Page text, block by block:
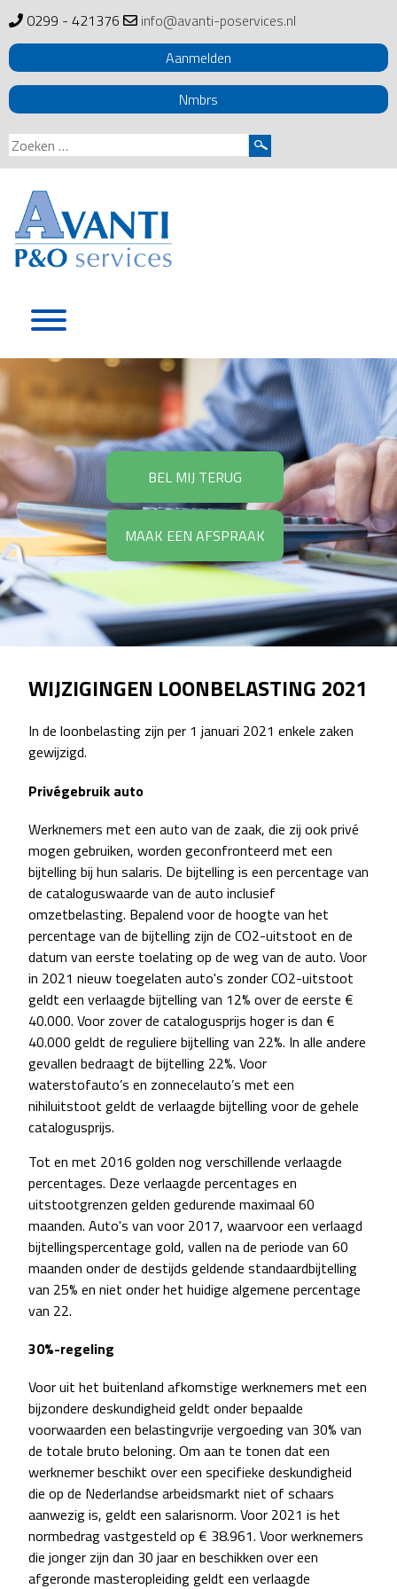
0299 - 421376
info@avanti-poservices.nl
Aanmelden
Nmbrs
Zoeken
naar:
BEL MIJ TERUG
MAAK EEN AFSPRAAK
WIJZIGINGEN LOONBELASTING 2021
In de loonbelasting zijn per 1 januari 2021 enkele zaken
gewijzigd.
Privégebruik auto
Werknemers met een auto van de zaak, die zij ook privé
mogen gebruiken, worden geconfronteerd met een
bijtelling bij hun salaris. De bijtelling is een percentage van
de cataloguswaarde van de auto inclusief
omzetbelasting. Bepalend voor de hoogte van het
percentage van de bijtelling zijn de CO2-uitstoot en de
datum van eerste toelating op de weg van de auto. Voor
in 2021 nieuw toegelaten auto's zonder CO2-uitstoot
geldt een verlaagde bijtelling van 12% over de eerste €
40.000. Voor zover de catalogusprijs hoger is dan €
40.000 geldt de reguliere bijtelling van 22%. In alle andere
gevallen bedraagt de bijtelling 22%. Voor
waterstofauto’s en zonnecelauto’s met een
nihiluitstoot geldt de verlaagde bijtelling voor de gehele
catalogusprijs.
Tot en met 2016 golden nog verschillende verlaagde
percentages. Deze verlaagde percentages en
uitstootgrenzen gelden gedurende maximaal 60
maanden. Auto's van voor 2017, waarvoor een verlaagd
bijtellingspercentage gold, vallen na de periode van 60
maanden onder de destijds geldende standaardbijtelling
van 25% en niet onder het huidige algemene percentage
van 22.
30%-regeling
Voor uit het buitenland afkomstige werknemers met een
bijzondere deskundigheid geldt onder bepaalde
voorwaarden een belastingvrije vergoeding van 30% van
de totale bruto beloning. Om aan te tonen dat een
werknemer beschikt over een specifieke deskundigheid
die op de Nederlandse arbeidsmarkt niet of schaars
aanwezig is, geldt een salarisnorm. Voor 2021 is het
normbedrag vastgesteld op € 38.961. Voor werknemers
die jonger zijn dan 30 jaar en beschikken over een
afgeronde masteropleiding geldt een verlaagde